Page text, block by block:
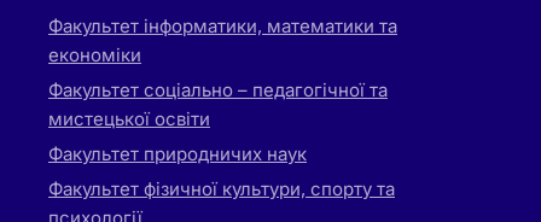
Факультет інформатики, математики та
економіки
Факультет соціально – педагогічної та
мистецької освіти
Факультет природничих наук
Факультет фізичної культури, спорту та